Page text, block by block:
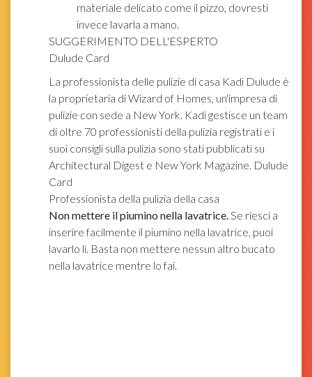
materiale delicato come il pizzo, dovresti
invece lavarla a mano.
SUGGERIMENTO DELL'ESPERTO
Dulude Card
La professionista delle pulizie di casa Kadi Dulude è
la proprietaria di Wizard of Homes, un'impresa di
pulizie con sede a New York. Kadi gestisce un team
di oltre 70 professionisti della pulizia registrati e i
suoi consigli sulla pulizia sono stati pubblicati su
Architectural Digest e New York Magazine. Dulude
Card
Professionista della pulizia della casa
Non mettere il piumino nella lavatrice. Se riesci a
inserire facilmente il piumino nella lavatrice, puoi
lavarlo lì. Basta non mettere nessun altro bucato
nella lavatrice mentre lo fai.